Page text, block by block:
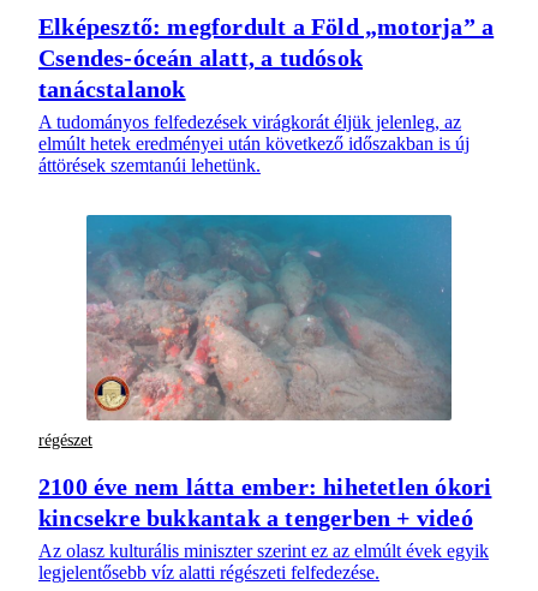
Elképesztő: megfordult a Föld „motorja” a
Csendes-óceán alatt, a tudósok
tanácstalanok
A tudományos felfedezések virágkorát éljük jelenleg, az
elmúlt hetek eredményei után következő időszakban is új
áttörések szemtanúi lehetünk.
régészet
2100 éve nem látta ember: hihetetlen ókori
kincsekre bukkantak a tengerben + videó
Az olasz kulturális miniszter szerint ez az elmúlt évek egyik
legjelentősebb víz alatti régészeti felfedezése.